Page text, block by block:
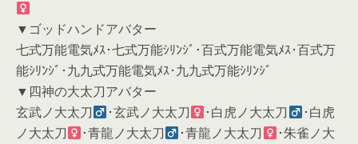
▼ゴッドハンドアバター
七式万能電気ﾒｽ･七式万能ｼﾘﾝｼﾞ･百式万能電気ﾒｽ･百式万
能ｼﾘﾝｼﾞ･九九式万能電気ﾒｽ･九九式万能ｼﾘﾝｼﾞ
▼四神の大太刀アバター
玄武ノ大太刀
･玄武ノ大太刀 ･白虎ノ大太刀
･白虎
ノ大太刀
･青龍ノ大太刀 ･青龍ノ大太刀
･朱雀ノ大